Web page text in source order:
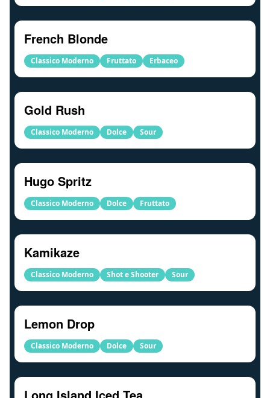
French Blonde
Classico Moderno Fruttato Erbaceo
Gold Rush
Classico Moderno Dolce Sour
Hugo Spritz
Classico Moderno Dolce Fruttato
Kamikaze
Classico Moderno Shot e Shooter Sour
Lemon Drop
Classico Moderno Dolce Sour